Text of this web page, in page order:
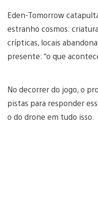
Eden-Tomorrow
estranho cosmos:
crípticas, locais
presente: “o que
No decorrer do jogo, o
pistas para responder
o do drone em tudo isso.